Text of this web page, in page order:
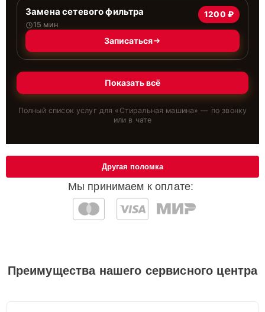
Замена сетевого фильтра
15 мин
1200 ₽
Записаться
Показать всё
Полный список услуг для « Стиральная машина» — по звонку
или в чате
Мы принимаем к оплате:
Другая поломка
Преимущества нашего сервисного центра